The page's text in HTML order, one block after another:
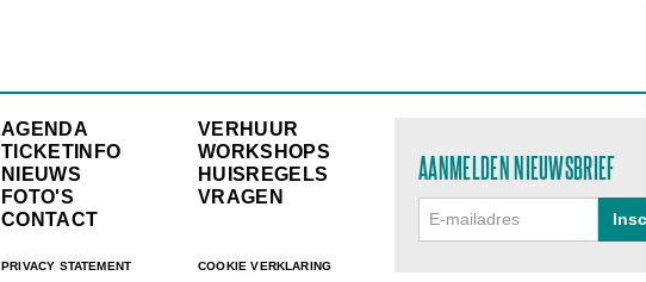
AGENDA
TICKETINFO
NIEUWS
FOTO'S
CONTACT
PRIVACY STATEMENT
VERHUUR
WORKSHOPS
HUISREGELS
VRAGEN
COOKIE VERKLARING
AANMELDEN NIEUWSBRIEF